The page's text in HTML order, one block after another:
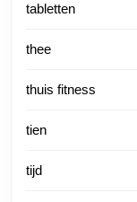
tabletten
thee
thuis fitness
tien
tijd